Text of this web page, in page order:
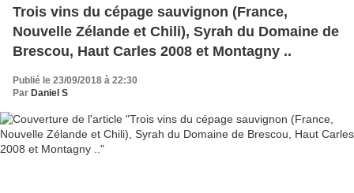
Trois vins du cépage sauvignon (France,
Nouvelle Zélande et Chili), Syrah du Domaine de
Brescou, Haut Carles 2008 et Montagny ..
Publié le 23/09/2018 à 22:30
Par Daniel S